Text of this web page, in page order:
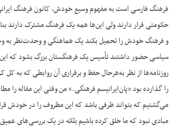
فرهنگ فارسی است به مفهوم وسیع خودش، کانون فرهنگ
حکومتی قرار دارند ولی این‌ها همه یک فرهنگ مشترک دارند
و فرهنگ خودش را تحمیل بکند یک هماهنگی و وحدت‌نظر به
سیاسی حضور داشتند تأسیس یک فرهنگستان بزرگ بشود که
روزنامه‌ها از نظر به‌هرحال حفظ و برقراری آن روابطی که به
می‌گشتیم که بتواند ظرفی باشد که این مظروف را در خودش
مبادی نبود که ما خلق کرده باشیم بلکه در یک بررسی‌های